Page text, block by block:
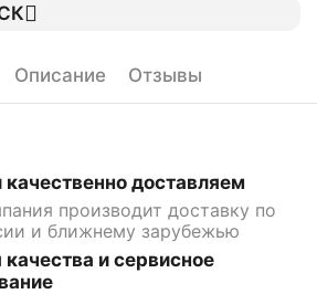
Описание Отзывы
доставляем
производит доставку по
и ближнему зарубежью
качества и сервисное